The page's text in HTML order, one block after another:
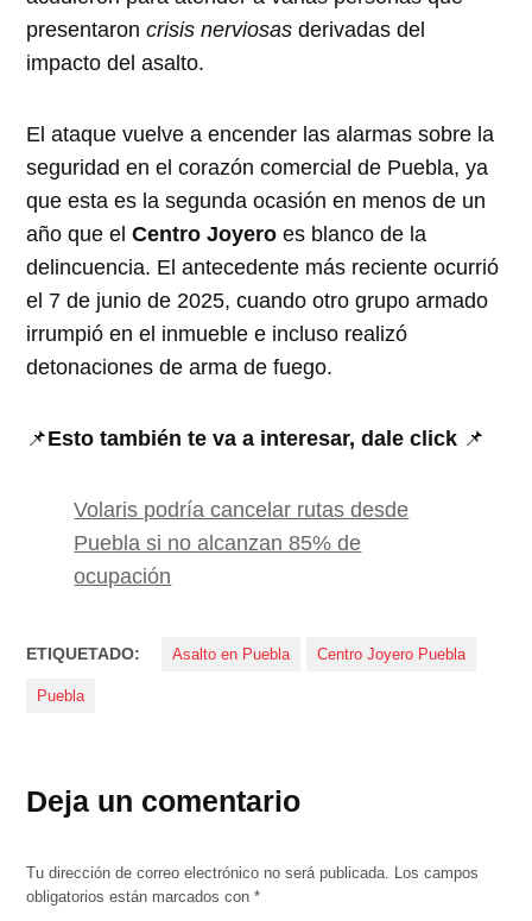
presentaroncrisis nerviosas derivadas del
impacto del asalto.
El ataque vuelve a encender las alarmas sobre la
seguridad en el corazón comercial de Puebla, ya
que esta es la segunda ocasión en menos de un
año que elCentro Joyero es blanco de la
delincuencia. El antecedente más reciente ocurrió
el 7 de junio de 2025, cuando otro grupo armado
irrumpió en el inmueble e incluso realizó
detonaciones de arma de fuego.
📌Esto también te va a interesar, dale click 📌
Volaris podría cancelar rutas desde
Puebla si no alcanzan 85% de
ocupación
ETIQUETADO: Asalto en Puebla Centro Joyero Puebla
Puebla
Deja un comentario
Tu dirección de correo electrónico no será publicada. Los campos
obligatorios están marcados con*